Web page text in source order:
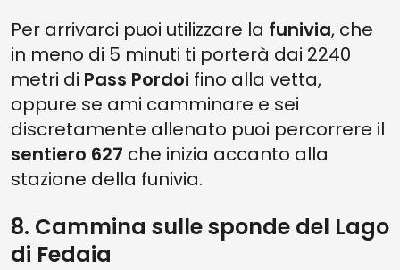
Per arrivarci puoi utilizzare la funivia, che
in meno di 5 minuti ti porterà dai 2240
metri di Pass Pordoi fino alla vetta,
oppure se ami camminare e sei
discretamente allenato puoi percorrere il
sentiero 627 che inizia accanto alla
stazione della funivia.
8. Cammina sulle sponde del Lago
di Fedaia